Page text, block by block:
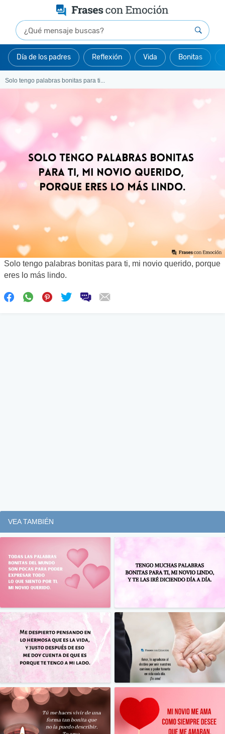
Día de los padres Reflexión Vida Bonitas
Solo tengo palabras bonitas para ti...
Solo tengo palabras bonitas para ti, mi novio querido, porque
eres lo más lindo.
VEA TAMBIÉN